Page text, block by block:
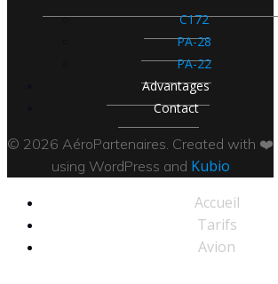
C172
PA-28
PA-22
Advantages
Contact
© 2026 AéroPartenaires. Created with ❤️
using WordPress and Kubio
Accueil
Tarifs
Avion